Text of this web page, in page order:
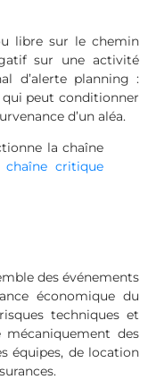
libre sur le chemin
sur une activité
d’alerte planning :
qui peut conditionner
d’un aléa.
la chaîne
critique
des événements
économique du
techniques et
des
équipes, de location